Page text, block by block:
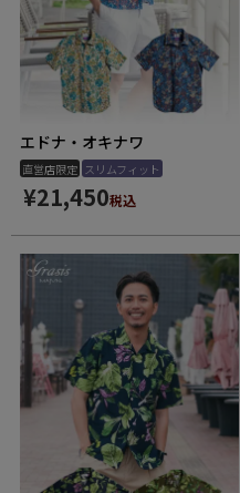
エドナ・オキナワ
直営店限定 スリムフィット
¥21,450税込